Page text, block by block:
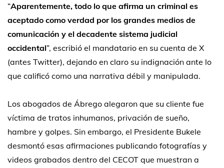
“Aparentemente, todo lo que afirma un criminal es
aceptado como verdad por los grandes medios de
comunicación y el decadente sistema judicial
occidental”, escribió el mandatario en su cuenta de X
(antes Twitter), dejando en claro su indignación ante lo
que calificó como una narrativa débil y manipulada.
Los abogados de Ábrego alegaron que su cliente fue
víctima de tratos inhumanos, privación de sueño,
hambre y golpes. Sin embargo, el Presidente Bukele
desmontó esas afirmaciones publicando fotografías y
videos grabados dentro del CECOT que muestran a